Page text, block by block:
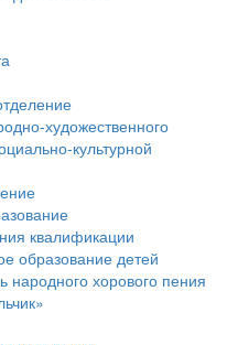
художественного
культурной
квалификации
образование детей
народного хорового пения